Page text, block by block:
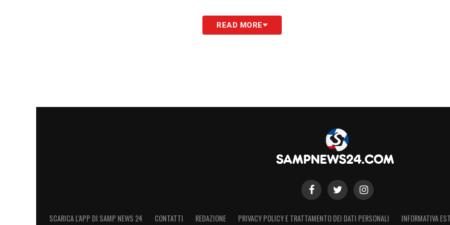
READ MORE
SCARICA L’APP DI SAMP NEWS 24 CONTATTI REDAZIONE PRIVACY POLICY E TRATTAMENTO DEI DATI PERSONALI INFORMATIVA